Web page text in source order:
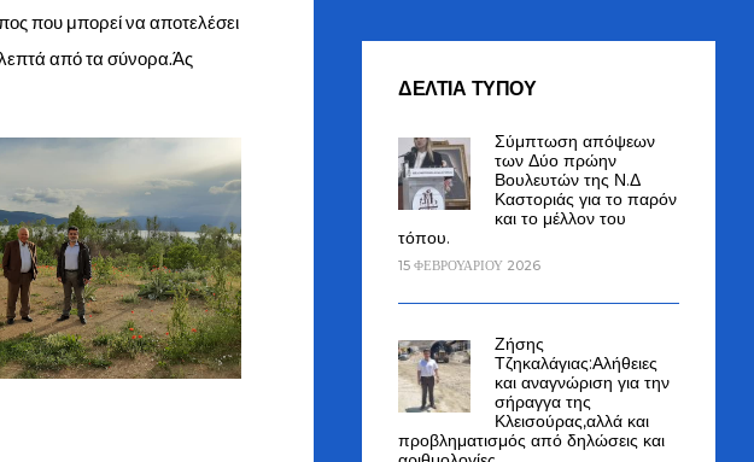
που μπορεί να αποτελέσει
από τα σύνορα.Άς
ΔΕΛΤΙΑ ΤΥΠΟΥ
Σύμπτωση απόψεων
των Δύο πρώην
Βουλευτών της Ν.Δ
Καστοριάς για το παρόν
και το μέλλον του
τόπου.
15 ΦΕΒΡΟΥΑΡΊΟΥ 2026
Ζήσης
Τζηκαλάγιας:Αλήθειες
και αναγνώριση για την
σήραγγα της
Κλεισούρας,αλλά και
προβληματισμός από δηλώσεις και